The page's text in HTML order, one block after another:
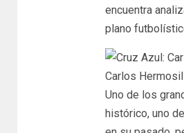
encuentra
plano
Carlos
Uno de los
histórico, uno